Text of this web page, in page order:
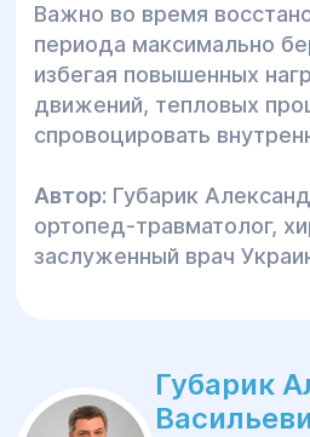
Важно во время
периода максимально
избегая повышенных
движений, тепловых
спровоцировать
Автор: Губарик
ортопед-травматолог,
заслуженный врач
Губарик